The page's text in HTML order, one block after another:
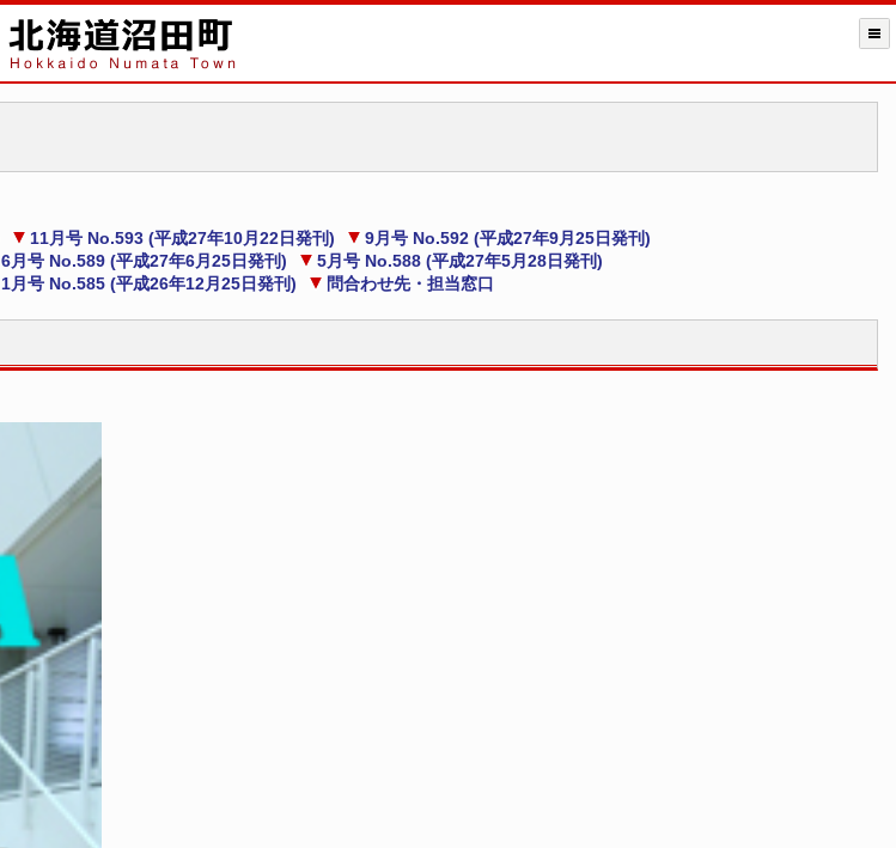
11月号 No.593 (平成27年10月22日発刊)
9月号 No.592 (平成27年9月25日発刊)
6月号 No.589 (平成27年6月25日発刊)
5月号 No.588 (平成27年5月28日発刊)
1月号 No.585 (平成26年12月25日発刊) 問合わせ先・担当窓口